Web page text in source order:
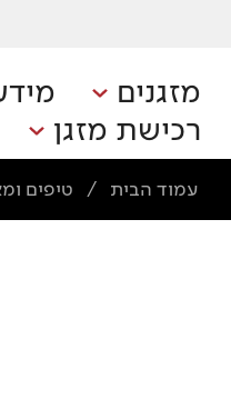
מזגנים
רכישת מזגן
עמוד הבית / טיפים